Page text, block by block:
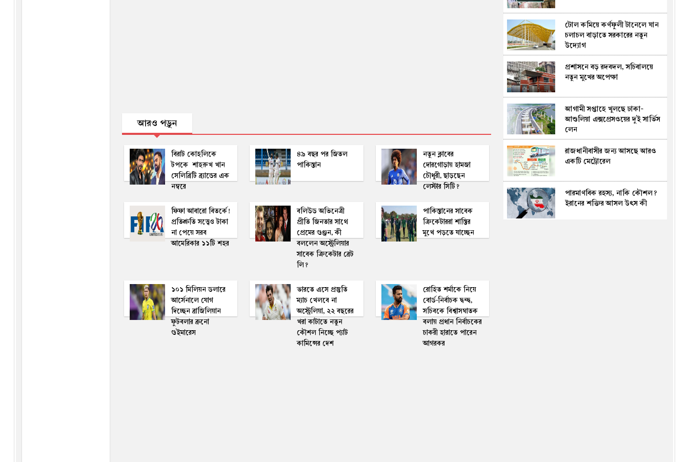
আরও পড়ুন
বিরাট কোহলিকে
টপকে শাহরুখ খান
সেলিব্রিটি ব্র্যান্ডের এক
নম্ব‌রে
৪৯ বছর পর জিতল
পাকিস্তান
নতুন ক্লাবের
দোরগোড়ায় হামজা
চৌধুরী, ছাড়ছেন
লেস্টার সিটি?
ফিফা আবারো বিতর্কে!
প্রতিশ্রুতি সত্ত্বেও টাকা
না পেয়ে সরব
আমেরিকার ১১টি শহর
ব‌লিউড অ‌ভি‌নেত্রী
প্রীতি জিনতার সাথে
প্রেমের গুঞ্জন, কী
বললেন অ‌স্ট্রেলিয়ার
সা‌বেক ক্রিকেটার ব্রেট
লি?
পাকিস্তানের সাবেক
ক্রিকেটাররা শাস্তির
মুখে পড়তে যাচ্ছেন
১০১ মি‌লিয়ন ডলা‌রে
আর্সেনা‌লে যোগ
দি‌চ্ছেন ব্রা‌জি‌লিয়ান
ফুটবলার ব্রুনো
গুইমারেস
ভারতে এসে প্রস্তুতি
ম্যাচ খেলবে না
অস্ট্রেলিয়া, ২২ বছরের
খরা কাটাতে নতুন
কৌশল নিচ্ছে প‌্যাট
কামিন্সের দেশ
রোহিত শর্মা‌কে নিয়ে
বোর্ড-নির্বাচক দ্বন্দ্ব,
সচিবকে বিশ্বাসঘাতক
বলায় প্রধান নির্বাচ‌কের
চাকরী হারা‌তে পারেন
আগরকর
তনু হত্যা: সাবেক সেনাসদস্য
হাফিজুরের জামিন বাতিল,
আত্মসমর্পণের নির্দেশ
ফরিদপুরে লোডশেডিং-দ্রব্যমূল্যে
অতিষ্ঠ জনজীবন, প্রধানমন্ত্রী বরাবর
‘জুলাইয়ের বিজয় কোনো ব্যক্তি বা
দলের নয়, এটি ১৮ কোটি মানুষের
বিজয়’ : পররাষ্ট্র প্রতিমন্ত্রী
প্রথম শ্রেণিতে ভর্তি লটারিতেই,
দ্বিতীয় থেকে নবম শ্রেণিতে হবে
মুকসুদপুরে দুই লাখ টাকার অবৈধ
চায়না জাল ধ্বংস
টোল কমিয়ে কর্ণফুলী টানেলে যান
চলাচল বাড়াতে সরকারের নতুন
উদ্যোগ
প্রশাসনে বড় রদবদল, সচিবালয়ে
নতুন মুখের অপেক্ষা
আগামী সপ্তাহে খুলছে ঢাকা-
আশুলিয়া এক্সপ্রেসওয়ের দুই সার্ভিস
লেন
রাজধানীবাসীর জন্য আসছে আরও
একটি মেট্রোরেল
পারমাণবিক রহস্য, নাকি কৌশল?
ইরানের শক্তির আসল উৎস কী